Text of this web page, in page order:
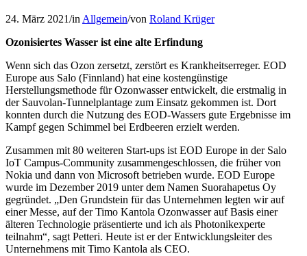
24. März 2021/in Allgemein/von Roland Krüger
Ozonisiertes Wasser ist eine alte Erfindung
Wenn sich das Ozon zersetzt, zerstört es Krankheitserreger. EOD
Europe aus Salo (Finnland) hat eine kostengünstige
Herstellungsmethode für Ozonwasser entwickelt, die erstmalig in
der Sauvolan-Tunnelplantage zum Einsatz gekommen ist. Dort
konnten durch die Nutzung des EOD-Wassers gute Ergebnisse im
Kampf gegen Schimmel bei Erdbeeren erzielt werden.
Zusammen mit 80 weiteren Start-ups ist EOD Europe in der Salo
IoT Campus-Community zusammengeschlossen, die früher von
Nokia und dann von Microsoft betrieben wurde. EOD Europe
wurde im Dezember 2019 unter dem Namen Suorahapetus Oy
gegründet. „Den Grundstein für das Unternehmen legten wir auf
einer Messe, auf der Timo Kantola Ozonwasser auf Basis einer
älteren Technologie präsentierte und ich als Photonikexperte
teilnahm“, sagt Petteri. Heute ist er der Entwicklungsleiter des
Unternehmens mit Timo Kantola als CEO.